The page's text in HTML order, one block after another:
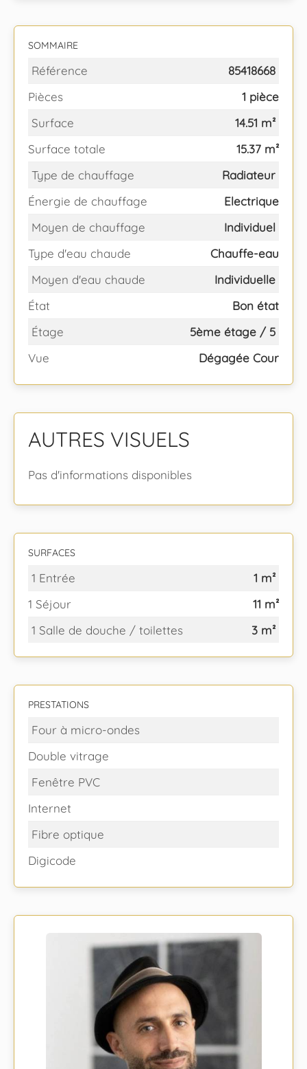
SOMMAIRE
Référence
85418668
Pièces
1 pièce
Surface
14.51 m²
Surface totale
15.37 m²
Type de chauffage
Radiateur
Énergie de chauffage
Electrique
Moyen de chauffage
Individuel
Type d'eau chaude
Chauffe-eau
Moyen d'eau chaude
Individuelle
État
Bon état
Étage
5ème étage / 5
Vue
Dégagée Cour
AUTRES VISUELS
Pas d'informations disponibles
SURFACES
1 Entrée
1 m²
1 Séjour
11 m²
1 Salle de douche / toilettes
3 m²
PRESTATIONS
Four à micro-ondes
Double vitrage
Fenêtre PVC
Internet
Fibre optique
Digicode